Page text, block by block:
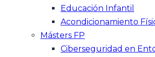
Educación Infantil
Acondicionamiento
Másters FP
Ciberseguridad en